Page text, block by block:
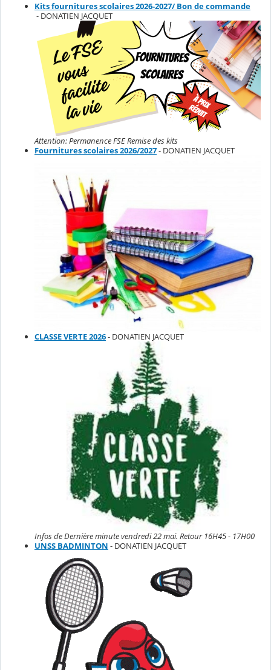
Kits fournitures scolaires 2026-2027/ Bon de commande
- DONATIEN JACQUET
Attention: Permanence FSE Remise des kits
Fournitures scolaires 2026/2027- DONATIEN JACQUET
CLASSE VERTE 2026- DONATIEN JACQUET
Infos de Dernière minute vendredi 22 mai. Retour 16H45 - 17H00
UNSS BADMINTON - DONATIEN JACQUET